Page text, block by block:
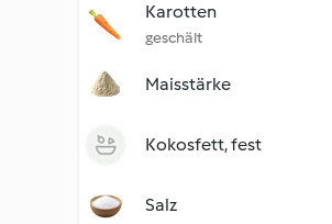
Karotten
geschält
Maisstärke
Kokosfett, fest
Salz